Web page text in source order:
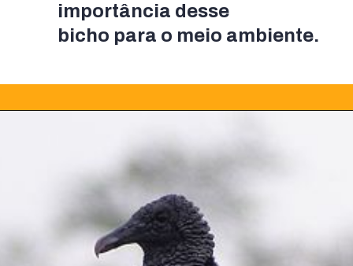
importância desse
bicho para o meio ambiente.